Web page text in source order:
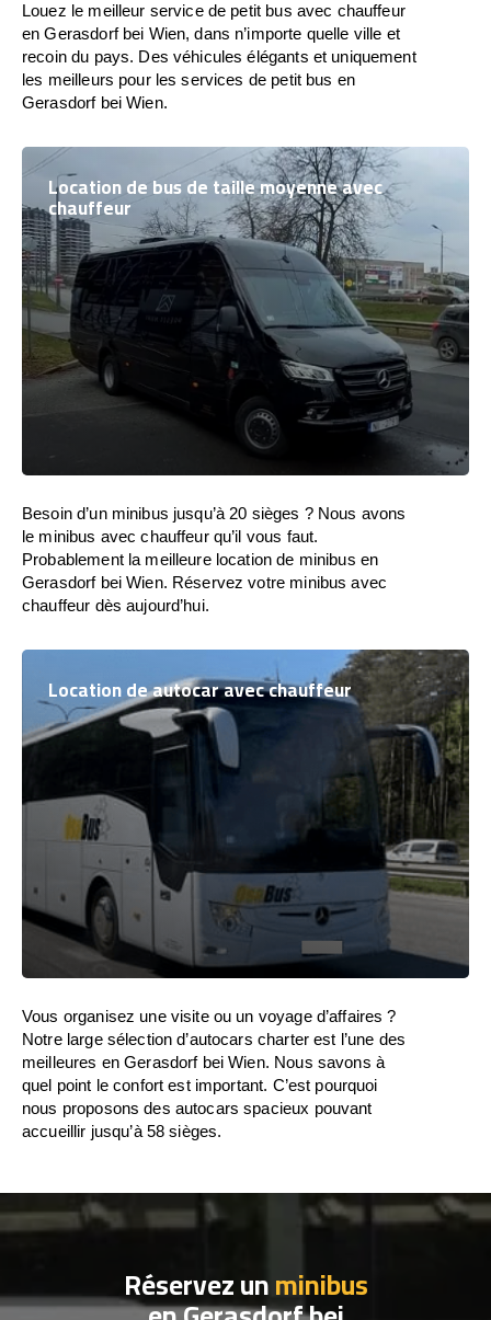
Louez le meilleur service de petit bus avec chauffeur
en Gerasdorf bei Wien, dans n’importe quelle ville et
recoin du pays. Des véhicules élégants et uniquement
les meilleurs pour les services de petit bus en
Gerasdorf bei Wien.
Location de bus de taille moyenne avec
chauffeur
Besoin d’un minibus jusqu’à 20 sièges ? Nous avons
le minibus avec chauffeur qu’il vous faut.
Probablement la meilleure location de minibus en
Gerasdorf bei Wien. Réservez votre minibus avec
chauffeur dès aujourd’hui.
Location de autocar avec chauffeur
Vous organisez une visite ou un voyage d’affaires ?
Notre large sélection d’autocars charter est l’une des
meilleures en Gerasdorf bei Wien. Nous savons à
quel point le confort est important. C’est pourquoi
nous proposons des autocars spacieux pouvant
accueillir jusqu’à 58 sièges.
Réservez unminibus